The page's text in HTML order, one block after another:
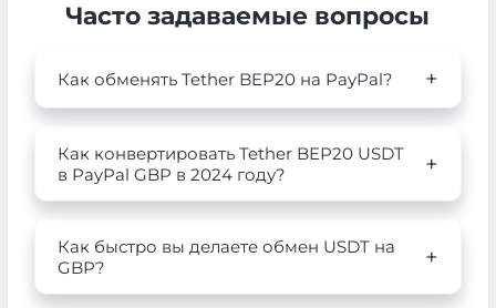
Часто задаваемые вопросы
Как обменять Tether BEP20 на PayPal?
Как конвертировать Tether BEP20 USDT
в PayPal GBP в 2024 году?
Как быстро вы делаете обмен USDT на
GBP?